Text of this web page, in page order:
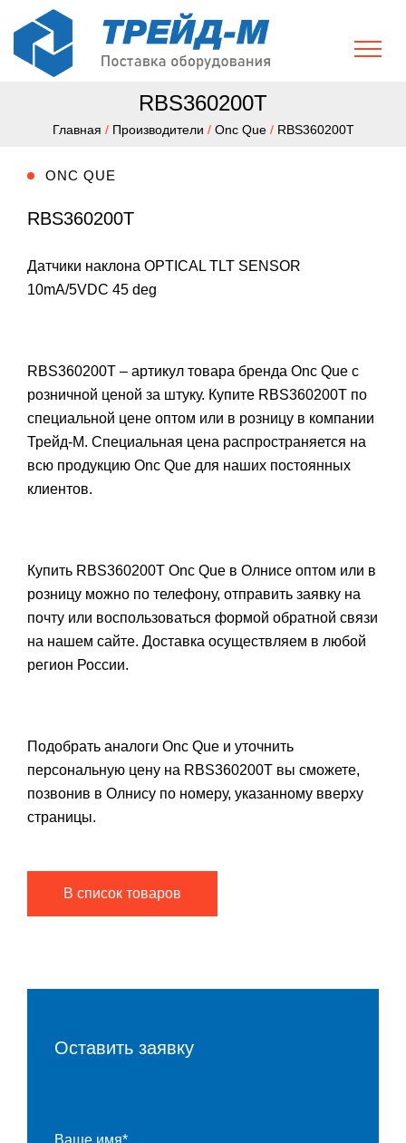
RBS360200T
Главная / Производители / Onc Que / RBS360200T
ONC QUE
RBS360200T
Датчики наклона OPTICAL TLT SENSOR
10mA/5VDC 45 deg
RBS360200T – артикул товара бренда Onc Que с
розничной ценой за штуку. Купите RBS360200T по
специальной цене оптом или в розницу в компании
Трейд-М. Специальная цена распространяется на
всю продукцию Onc Que для наших постоянных
клиентов.
Купить RBS360200T Onc Que в Олнисе оптом или в
розницу можно по телефону, отправить заявку на
почту или воспользоваться формой обратной связи
на нашем сайте. Доставка осуществляем в любой
регион России.
Подобрать аналоги Onc Que и уточнить
персональную цену на RBS360200T вы сможете,
позвонив в Олнису по номеру, указанному вверху
страницы.
В список товаров
Оставить заявку
Ваше имя*